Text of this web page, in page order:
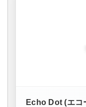
Echo Dot (エコ